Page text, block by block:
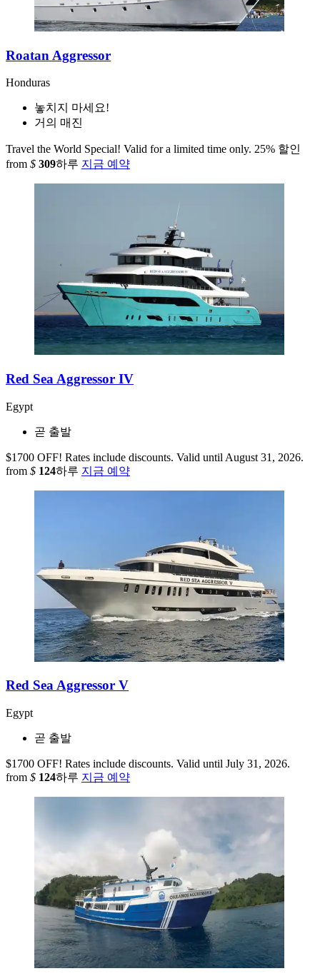
Roatan Aggressor
Honduras
놓치지 마세요!
거의 매진
Travel the World Special! Valid for a limited time only. 25% 할인
from $ 309하루 지금 예약
Red Sea Aggressor IV
Egypt
곧 출발
$1700 OFF! Rates include discounts. Valid until August 31, 2026.
from $ 124하루 지금 예약
Red Sea Aggressor V
Egypt
곧 출발
$1700 OFF! Rates include discounts. Valid until July 31, 2026.
from $ 124하루 지금 예약